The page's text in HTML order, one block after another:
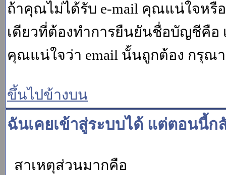
ถ้าคุณไม่ได้รับ e-mail คุณแน่ใจหรื
เดียวที่ต้องทำการยืนยันชื่อบัญชีคือ
คุณแน่ใจว่า email นั้นถูกต้อง กรุณ
ขึ้นไปข้างบน
ฉันเคยเข้าสู่ระบบได้ แต่ตอนนี้ก
สาเหตุส่วนมากคือ